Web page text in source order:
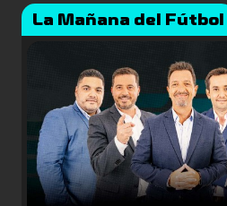
La Mañana del Fútbol